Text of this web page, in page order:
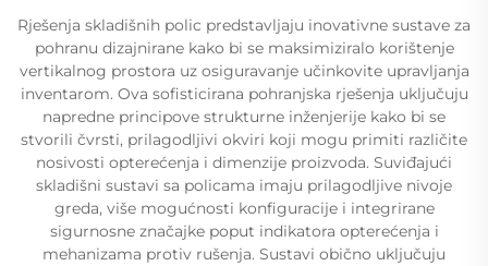
Rješenja skladišnih polic predstavljaju inovativne sustave za
pohranu dizajnirane kako bi se maksimiziralo korištenje
vertikalnog prostora uz osiguravanje učinkovite upravljanja
inventarom. Ova sofisticirana pohranjska rješenja uključuju
napredne principove strukturne inženjerije kako bi se
stvorili čvrsti, prilagodljivi okviri koji mogu primiti različite
nosivosti opterećenja i dimenzije proizvoda. Suviđajući
skladišni sustavi sa policama imaju prilagodljive nivoje
greda, više mogućnosti konfiguracije i integrirane
sigurnosne značajke poput indikatora opterećenja i
mehanizama protiv rušenja. Sustavi obično uključuju